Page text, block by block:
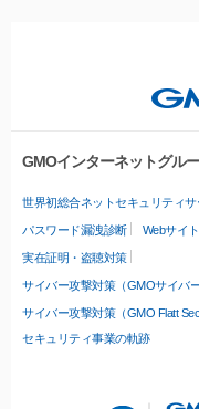
GMOインターネットグル
世界初総合ネットセキュリティサ
パスワード漏洩診断 Webサイ
実在証明・盗聴対策
サイバー攻撃対策（GMOサイバ
サイバー攻撃対策（GMO Flatt
セキュリティ事業の軌跡